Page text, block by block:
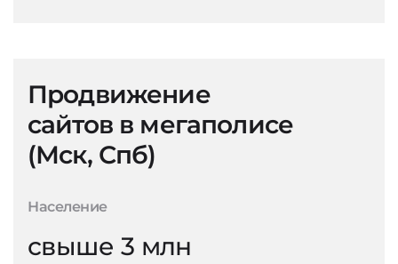
Продвижение
сайтов в мегаполисе
(Мск, Спб)
Население
свыше 3 млн